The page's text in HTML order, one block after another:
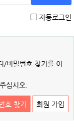
자동로그인
/비밀번호 찾기를 이
십시오.
호 찾기 회원 가입